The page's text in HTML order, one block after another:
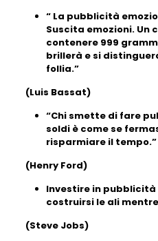
“ La pubblicità
Suscita emozioni. Un
contenere 999
brillerà e si
follia.”
(Luis Bassat)
“Chi smette di fare
soldi è come se
risparmiare il tempo.”
(Henry Ford)
Investire in pubblicità
costruirsi le ali
(Steve Jobs)